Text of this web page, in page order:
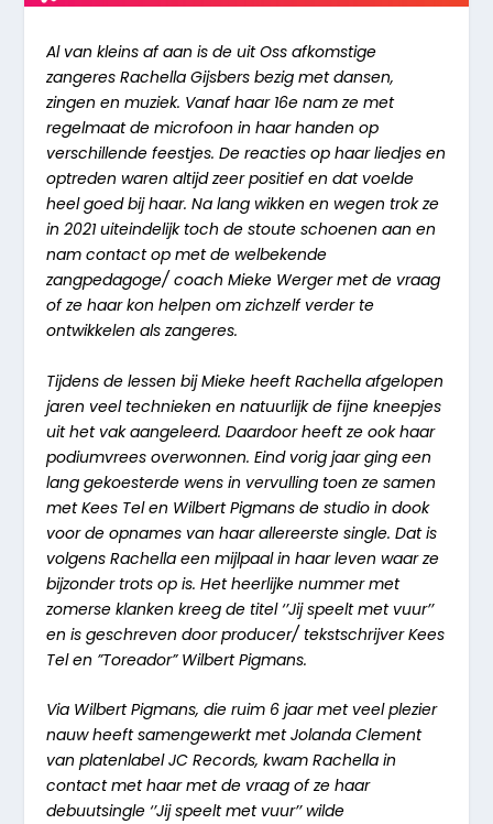
Al van kleins af aan is de uit Oss afkomstige
zangeres Rachella Gijsbers bezig met dansen,
zingen en muziek. Vanaf haar 16e nam ze met
regelmaat de microfoon in haar handen op
verschillende feestjes. De reacties op haar liedjes en
optreden waren altijd zeer positief en dat voelde
heel goed bij haar. Na lang wikken en wegen trok ze
in 2021 uiteindelijk toch de stoute schoenen aan en
nam contact op met de welbekende
zangpedagoge/ coach Mieke Werger met de vraag
of ze haar kon helpen om zichzelf verder te
ontwikkelen als zangeres.
Tijdens de lessen bij Mieke heeft Rachella afgelopen
jaren veel technieken en natuurlijk de fijne kneepjes
uit het vak aangeleerd. Daardoor heeft ze ook haar
podiumvrees overwonnen. Eind vorig jaar ging een
lang gekoesterde wens in vervulling toen ze samen
met Kees Tel en Wilbert Pigmans de studio in dook
voor de opnames van haar allereerste single. Dat is
volgens Rachella een mijlpaal in haar leven waar ze
bijzonder trots op is. Het heerlijke nummer met
zomerse klanken kreeg de titel ‘’Jij speelt met vuur’’
en is geschreven door producer/ tekstschrijver Kees
Tel en ”Toreador” Wilbert Pigmans.
Via Wilbert Pigmans, die ruim 6 jaar met veel plezier
nauw heeft samengewerkt met Jolanda Clement
van platenlabel JC Records, kwam Rachella in
contact met haar met de vraag of ze haar
debuutsingle ‘’Jij speelt met vuur’’ wilde